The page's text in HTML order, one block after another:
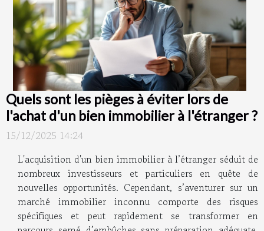
Quels sont les pièges à éviter lors de
l'achat d'un bien immobilier à l'étranger ?
15/12/2025 14:24
L'acquisition d'un bien immobilier à l’étranger séduit de
nombreux investisseurs et particuliers en quête de
nouvelles opportunités. Cependant, s’aventurer sur un
marché immobilier inconnu comporte des risques
spécifiques et peut rapidement se transformer en